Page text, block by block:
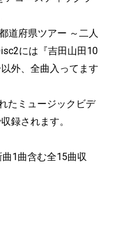
道府県ツアー ～二人
には『吉田山田10
外、全曲入ってます
たミュージックビデ
録されます。
1曲含む全15曲収